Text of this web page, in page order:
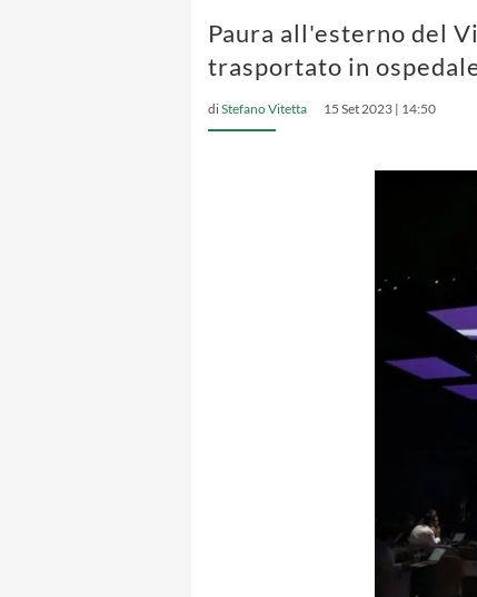
Paura all'esterno del
trasportato in
diStefano Vitetta 15 Set 2023 | 14:50